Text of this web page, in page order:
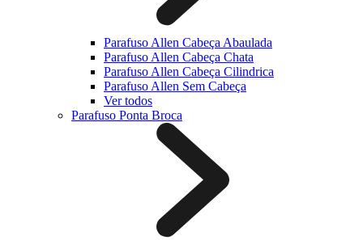
Parafuso Allen Cabeça Abaulada
Parafuso Allen Cabeça Chata
Parafuso Allen Cabeça Cilindrica
Parafuso Allen Sem Cabeça
Ver todos
Parafuso Ponta Broca